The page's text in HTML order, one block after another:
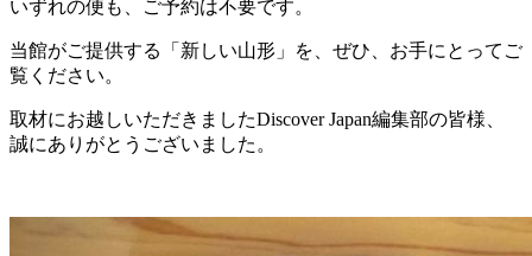
いずれの便も、ご予約は不要です。
当館がご提供する「新しい山形」を、ぜひ、お手にとってご
覧ください。
取材にお越しいただきましたDiscover Japan編集部の皆様、
誠にありがとうございました。